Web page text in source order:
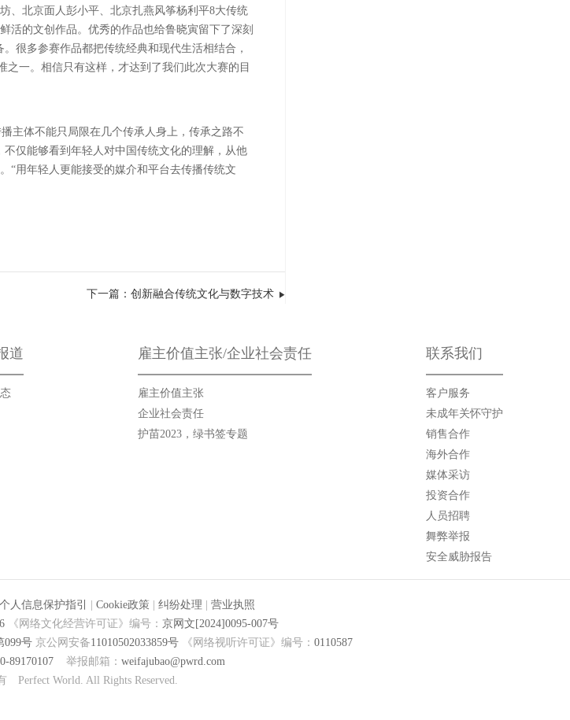
、北京面人彭小平、北京扎燕风筝杨利平8大传统
活的文创作品。优秀的作品也给鲁晓寅留下了深刻
很多参赛作品都把传统经典和现代生活相结合，
一。相信只有这样，才达到了我们此次大赛的目
主体不能只局限在几个传承人身上，传承之路不
仅能够看到年轻人对中国传统文化的理解，从他
“用年轻人更能接受的媒介和平台去传播传统文
下一篇：创新融合传统文化与数字技术